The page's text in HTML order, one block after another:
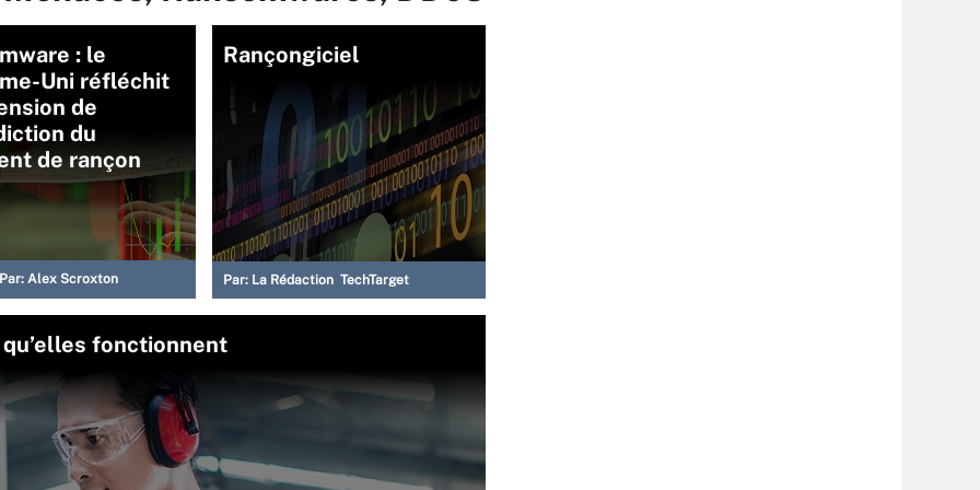
: le
Uni réfléchit
de
du
de rançon
Par: Alex Scroxton
Rançongiciel
Par: La Rédaction TechTarget
fonctionnent